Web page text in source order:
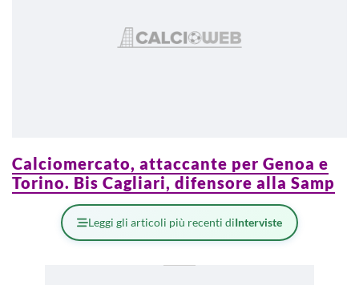
Calciomercato, attaccante per Genoa e
Torino. Bis Cagliari, difensore alla Samp
Leggi gli articoli più recenti diInterviste